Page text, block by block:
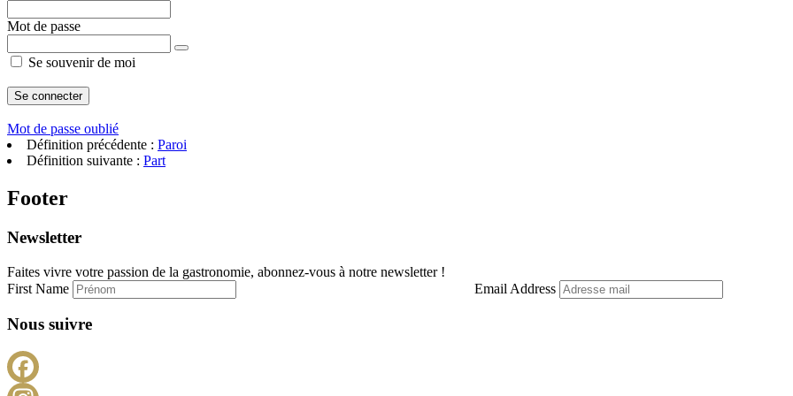
Mot de passe
Se souvenir de moi
Mot de passe oublié
Définition précédente : Paroi
Définition suivante : Part
Footer
Newsletter
Faites vivre votre passion de la gastronomie, abonnez-vous à notre newsletter !
First Name
Email Address
Nous suivre